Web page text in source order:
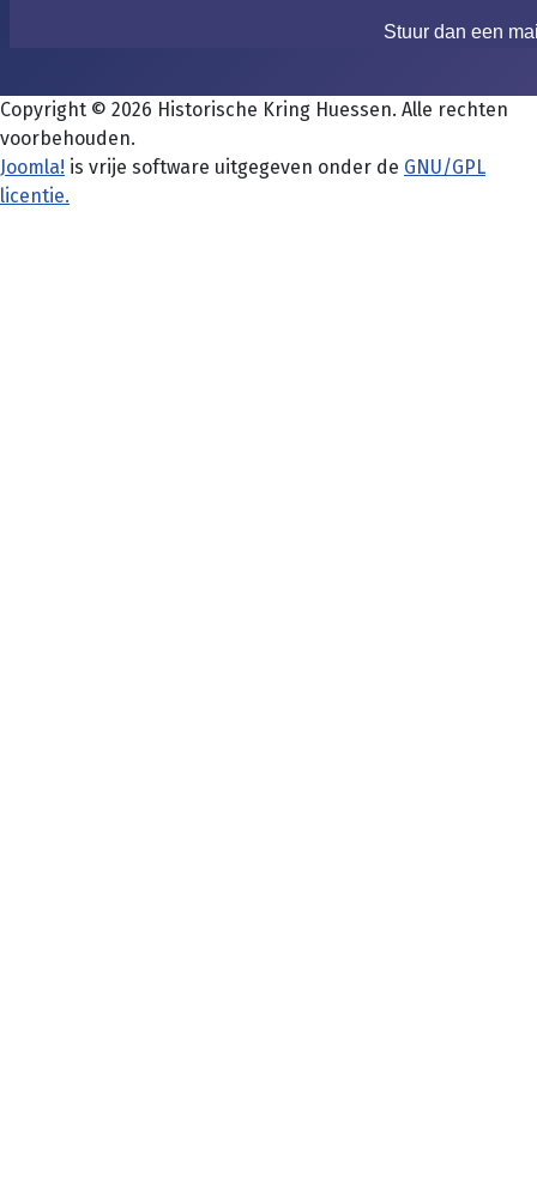
Stuur dan een
Copyright © 2026 Historische Kring Huessen. Alle rechten
voorbehouden.
Joomla! is vrije software uitgegeven onder de GNU/GPL
licentie.